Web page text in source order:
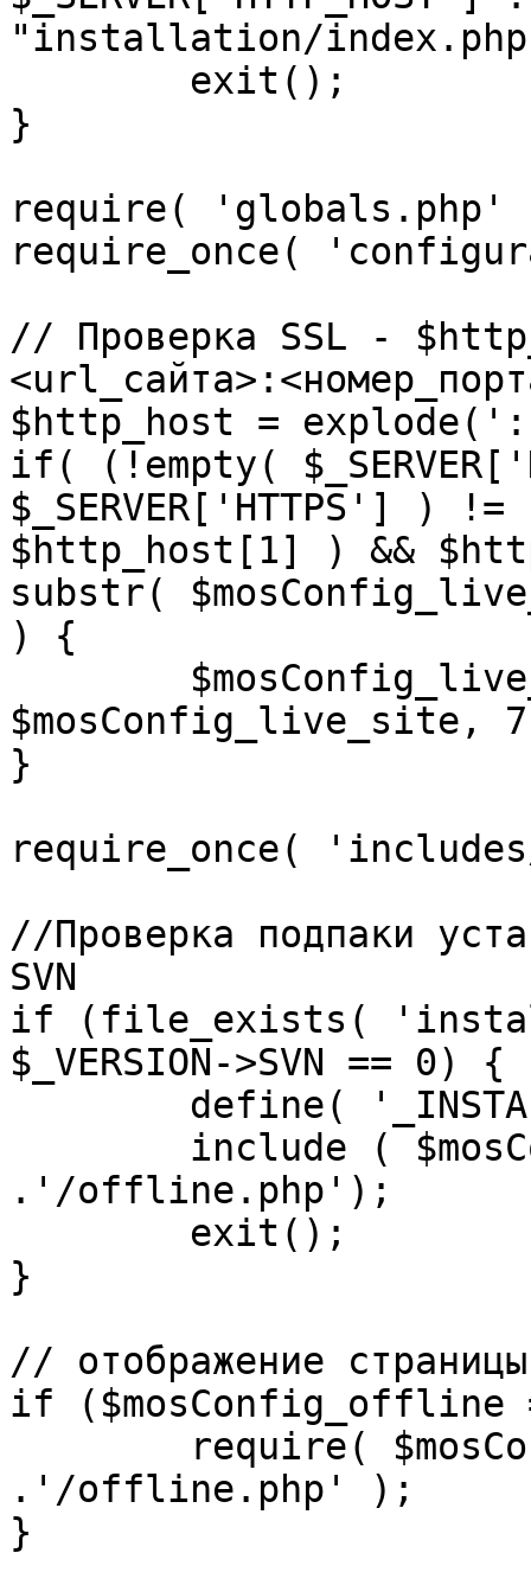
"installation/
}
require(
require_once(
// Проверка SSL -
$http_host = explode(':',
if( (!empty(
$_SERVER['HTTPS']
$http_host[1] ) &&
substr(
) {
$mosConfig_live_site,
}
require_once(
//Проверка подпаки
SVN
if (file_exists(
$_VERSION->SVN == 0) {
.'/offline.php');
}
// отображение
if ($mosConfig_offline
.'/offline.php' );
}